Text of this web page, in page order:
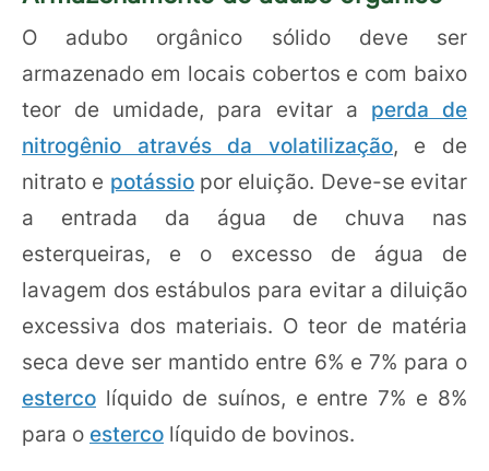
O adubo orgânico sólido deve ser
armazenado em locais cobertos e com baixo
teor de umidade, para evitar a perda de
nitrogênio através da volatilização, e de
nitrato e potássiopor eluição. Deve-se evitar
a entrada da água de chuva nas
esterqueiras, e o excesso de água de
lavagem dos estábulos para evitar a diluição
excessiva dos materiais. O teor de matéria
seca deve ser mantido entre 6% e 7% para o
esterco líquido de suínos, e entre 7% e 8%
para o esterco líquido de bovinos.